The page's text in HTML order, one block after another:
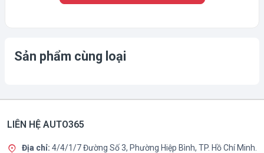
Sản phẩm cùng loại
LIÊN HỆ AUTO365
Địa chỉ: 4/4/1/7 Đường Số 3, Phường Hiệp Bình, TP. Hồ Chí Minh.